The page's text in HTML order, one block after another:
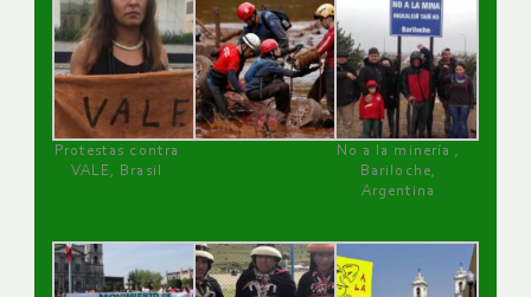
Protestas contra
VALE, Brasil
No a la minería ,
Bariloche,
Argentina